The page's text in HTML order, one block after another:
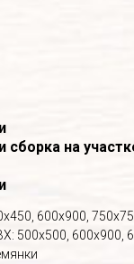
сборка на
600х900,
500х500, 600х900,